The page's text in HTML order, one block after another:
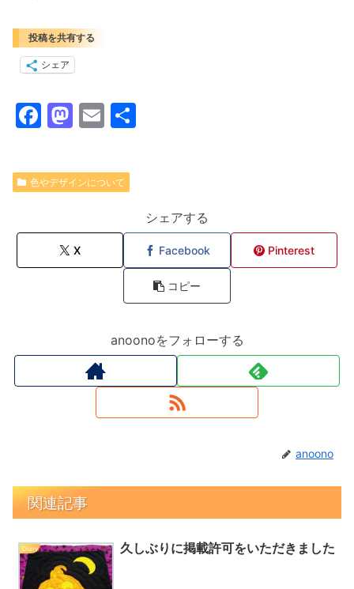
投稿を共有する
シェア
F
c
e
o
o
M
st
o
o
n
E
ai
l
色やデザインについて
シェアする
X Facebook Pinterest
コピー
anoonoをフォローする
anoono
関連記事
Diary 久しぶりに掲載許可をいただきました